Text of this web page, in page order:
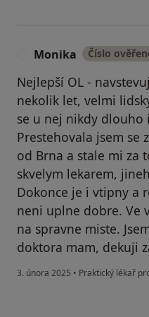
Monika Číslo
Nejlepší OL -
nekolik let, velmi
se u nej nikdy dlouho
Prestehovala jsem se
od Brna a stale mi za
skvelym lekarem,
Dokonce je i vtipny a
neni uplne dobre. Ve
na spravne miste.
doktora mam, dekuji
3. února 2025 • Praktický lékař